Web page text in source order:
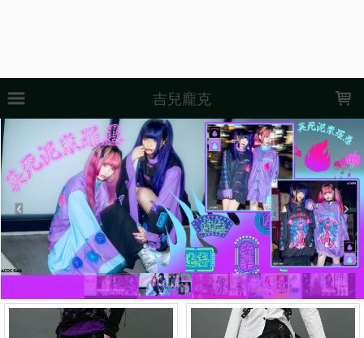
吉兒龐克
上架時間 銷售件數 銷售價格
樣式尺寸篩選
全部樣式 黑 白 紫
藍
灰 紅 綠
全黑
紅格
全部尺寸 加大 紅 藍
現貨商品